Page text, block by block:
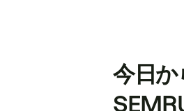
今日か